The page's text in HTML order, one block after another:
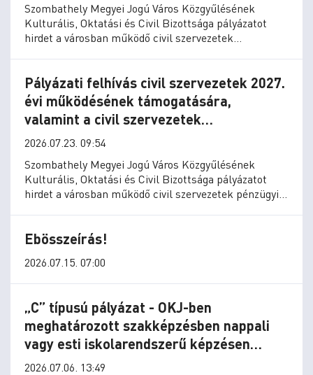
Szombathely Megyei Jogú Város Közgyűlésének
Kulturális, Oktatási és Civil Bizottsága pályázatot
hirdet a városban működő civil szervezetek
Pályázati felhívás civil szervezetek 2027.
évi működésének támogatására,
valamint a civil szervezetek
használatában lévő helyiségekben
támogatására
2026.07.23. 09:54
Szombathely Megyei Jogú Város Közgyűlésének
Kulturális, Oktatási és Civil Bizottsága pályázatot
hirdet a városban működő civil szervezetek pénzügyi
Ebösszeírás!
2026.07.15. 07:00
„C” típusú pályázat - OKJ-ben
meghatározott szakképzésben nappali
vagy esti iskolarendszerű képzésen
tanulmányt kezdő vagy folytató tanuló
2026.07.06. 13:49